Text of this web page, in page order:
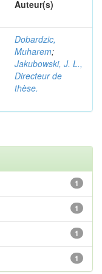
Auteur(s)
Dobardzic,
Muharem;
Jakubowski, J. L.,
Directeur de
thèse.
1
1
1
1